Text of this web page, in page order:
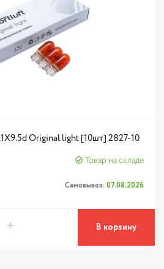
Original light [10шт] 2827-10
Товар на складе
Самовывоз: 07.08.2026
В корзину